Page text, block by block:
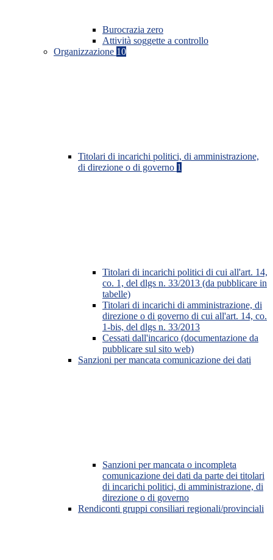
Burocrazia zero
Attività soggette a controllo
Organizzazione 10
Titolari di incarichi politici, di amministrazione,
di direzione o di governo 1
Titolari di incarichi politici di cui all'art. 14,
co. 1, del dlgs n. 33/2013 (da pubblicare in
tabelle)
Titolari di incarichi di amministrazione, di
direzione o di governo di cui all'art. 14, co.
1-bis, del dlgs n. 33/2013
Cessati dall'incarico (documentazione da
pubblicare sul sito web)
Sanzioni per mancata comunicazione dei dati
Sanzioni per mancata o incompleta
comunicazione dei dati da parte dei titolari
di incarichi politici, di amministrazione, di
direzione o di governo
Rendiconti gruppi consiliari regionali/provinciali